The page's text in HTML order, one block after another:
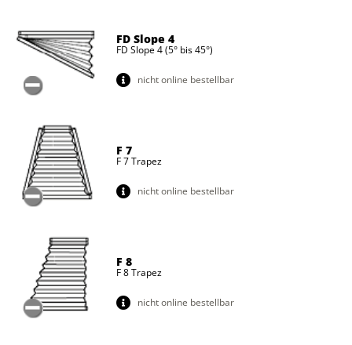
nicht online bestellbar
FD Slope 4
FD Slope 4 (5° bis 45°)
nicht online bestellbar
F 7
F 7 Trapez
nicht online bestellbar
F 8
F 8 Trapez